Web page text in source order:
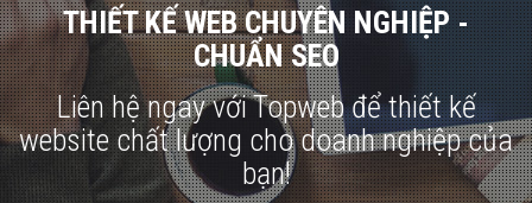
THIẾT KẾ WEB CHUYÊN NGHIỆP -
CHUẨN SEO
Liên hệ ngay với Topweb để thiết kế
website chất lượng cho doanh nghiệp của
bạn!